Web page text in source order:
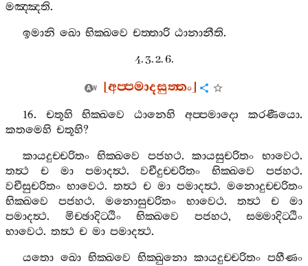
මඤ‍්ඤති.
ඉමානි ඛො භික‍්ඛවෙ චත‍්තාරි ඨානානීති.
4. 3. 2. 6.
[අප‍්පමාදසුත‍්තං]
16. චතූහි භික‍්ඛවෙ ඨානෙහි අප‍්පමාදො කරණීයො.
කතමෙහි චතූහි?
කායදුච‍්චරිතං
භික‍්ඛවෙ පජහථ.කායසුචරිතං භාවෙථ.
තත්‍ථ
ච මා පමාදත්‍ථ.වචීදුච‍්චරිතං භික‍්ඛවෙ පජහථ.
වචීසුචරිතං භාවෙථ. තත්‍ථ ච මා පමාදත්‍ථ. මනොදුච‍්චරිතං
භික‍්ඛවෙ
පජහථ. මනොසුචරිතං භාවෙථ. තත්‍ථ ච
මා
පමාදත්‍ථ. මිච‍්ඡාදිට‍්ඨිං භික‍්ඛවෙ පජහථ, සම‍්මාදිට‍්ඨිං
භාවෙථ. තත්‍ථ ච මා පමාදත්‍ථ.
යතො ඛො භික‍්ඛවෙ භික‍්ඛුනො කායදුච‍්චරිතං පහීණං